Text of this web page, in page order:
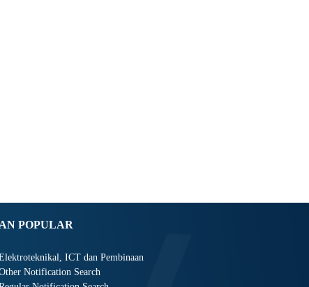
POPULAR
ICT dan Pembinaan
Notification Search